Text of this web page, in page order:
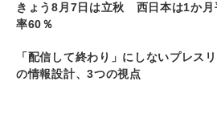
きょう8月7日は立秋 西日本は1か月
率60％
「配信して終わり」にしないプレス
の情報設計、3つの視点